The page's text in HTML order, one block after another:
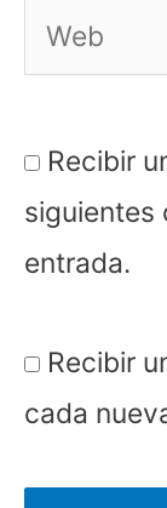
Web
Recibir
siguientes
entrada.
Recibir
cada